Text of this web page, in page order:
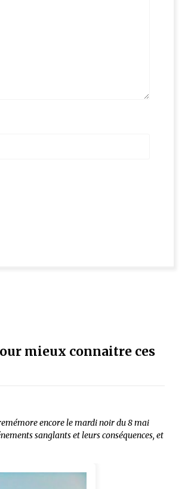
mieux connaitre ces
encore le mardi noir du 8 mai
sanglants et leurs conséquences, et